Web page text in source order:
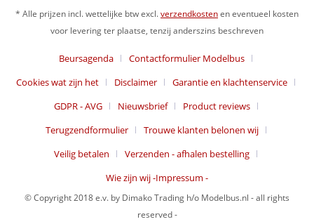
* Alle prijzen incl. wettelijke btw excl.verzendkostenen eventueel kosten
voor levering ter plaatse, tenzij anderszins beschreven
Beursagenda
Contactformulier Modelbus
Cookies wat zijn het
Disclaimer
Garantie en klachtenservice
GDPR - AVG
Nieuwsbrief
Product reviews
Terugzendformulier
Trouwe klanten belonen wij
Veilig betalen
Verzenden - afhalen bestelling
Wie zijn wij -Impressum -
© Copyright 2018 e.v. by Dimako Trading h/o Modelbus.nl - all rights
reserved -